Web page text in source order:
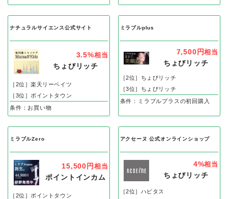
ナチュラルサイエンス公式サイト
3.5%相当
ちょびリッチ
［2位］楽天リーベイツ
［3位］ポイントタウン
条件：お買い物
ミラブルplus
7,500円相当
ちょびリッチ
［2位］ちょびリッチ
［3位］ちょびリッチ
条件：ミラブルプラスの初回購入
ミラブルZero
15,500円 相当
ポイントインカム
［2位］ポイントタウン
アクセーヌ 公式オンラインショップ
4%相当
ちょびリッチ
［2位］ハピタス